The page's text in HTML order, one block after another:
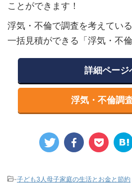
ことができます！
浮気・不倫で調査を考えてい
一括見積ができる「浮気・不
詳細ページ
浮気・不倫調
-子ども3人母子家庭の生活とお金と節約